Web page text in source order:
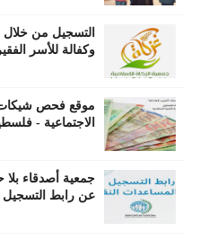
التسجيل من خلال
وكفالة للأسر
موقع فحص شيكات
الاجتماعية -
جمعية أصدقاء بلا
عن رابط التسجيل